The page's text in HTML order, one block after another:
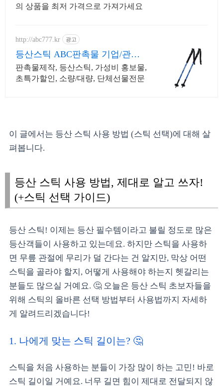
의 상품을 최저 가격으로 가져가세요
http://abc777.kr 광고
등산스틱 ABC판촉물 기업/관공
서 후결제 !
판촉물제작, 등산스틱, 가성비 홍보물,
초특가할인, 소량/대량, 단체선물전문
이 글에서는 등산 스틱 사용 방법 (스틱 선택)에 대해 살
펴봅니다.
등산 스틱 사용 방법, 제대로 알고 쓰자!
(+스틱 선택 가이드)
등산 스틱! 이제는 등산 필수템이라고 불릴 정도로 많은
등산객들이 사용하고 있는데요. 하지만 스틱을 사용하
면 무릎 관절에 무리가 덜 간다는 건 알지만, 막상 어떤
스틱을 골라야 할지, 어떻게 사용해야 하는지 헷갈리는
분들도 많으실 거예요. 🤔 오늘은 등산 스틱 초보자들을
위해 스틱의 올바른 선택 방법부터 사용법까지 자세하
게 알려드리겠습니다!
1. 나에게 맞는 스틱 길이는? 🤔
스틱을 처음 사용하는 분들이 가장 많이 하는 고민! 바로
스틱 길이일 거예요. 너무 길면 힘이 제대로 전달되지 않